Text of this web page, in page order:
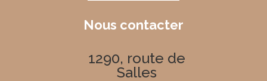
Nous contacter
1290, route de
Salles